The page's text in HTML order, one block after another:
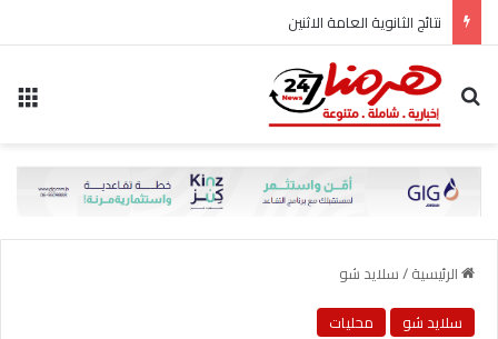
نتائج الثانوية العامة الاثنين
بحث عن
الرئيسية/سلايد شو
سلايد شو
محليات